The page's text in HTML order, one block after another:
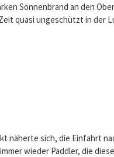
Sonnenbrand an den
quasi ungeschützt in der
näherte sich, die Einfahrt
wieder Paddler, die